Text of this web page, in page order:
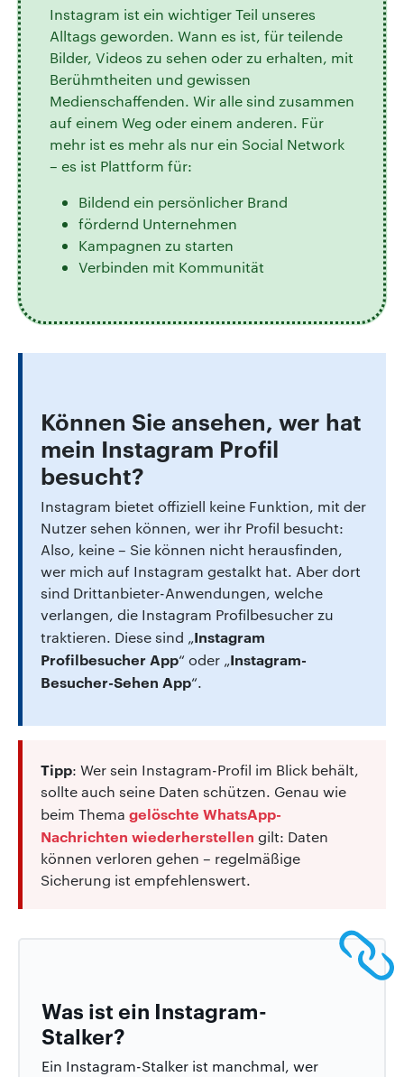
Instagram ist ein wichtiger Teil unseres
Alltags geworden. Wann es ist, für teilende
Bilder, Videos zu sehen oder zu erhalten, mit
Berühmtheiten und gewissen
Medienschaffenden. Wir alle sind zusammen
auf einem Weg oder einem anderen. Für
mehr ist es mehr als nur ein Social Network
– es ist Plattform für:
Bildend ein persönlicher Brand
fördernd Unternehmen
Kampagnen zu starten
Verbinden mit Kommunität
Können Sie ansehen, wer hat
mein Instagram Profil
besucht?
Instagram bietet offiziell keine Funktion, mit der
Nutzer sehen können, wer ihr Profil besucht:
Also, keine – Sie können nicht herausfinden,
wer mich auf Instagram gestalkt hat. Aber dort
sind Drittanbieter-Anwendungen, welche
verlangen, die Instagram Profilbesucher zu
traktieren. Diese sind „Instagram
Profilbesucher App“ oder „Instagram-
Besucher-Sehen App“.
Tipp: Wer sein Instagram-Profil im Blick behält,
sollte auch seine Daten schützen. Genau wie
beim Thema gelöschte WhatsApp-
Nachrichten wiederherstellen gilt: Daten
können verloren gehen – regelmäßige
Sicherung ist empfehlenswert.
Was ist ein Instagram-
Stalker?
Ein Instagram-Stalker ist manchmal, wer